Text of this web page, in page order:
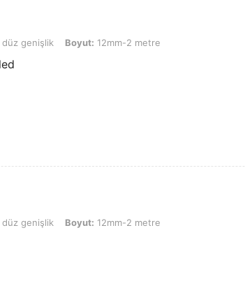
Boyut: 12mm-2 metre
düz genişlik Boyut: 12mm-2 metre
Boyut: 12mm-2 metre
düz genişlik Boyut: 12mm-2 metre